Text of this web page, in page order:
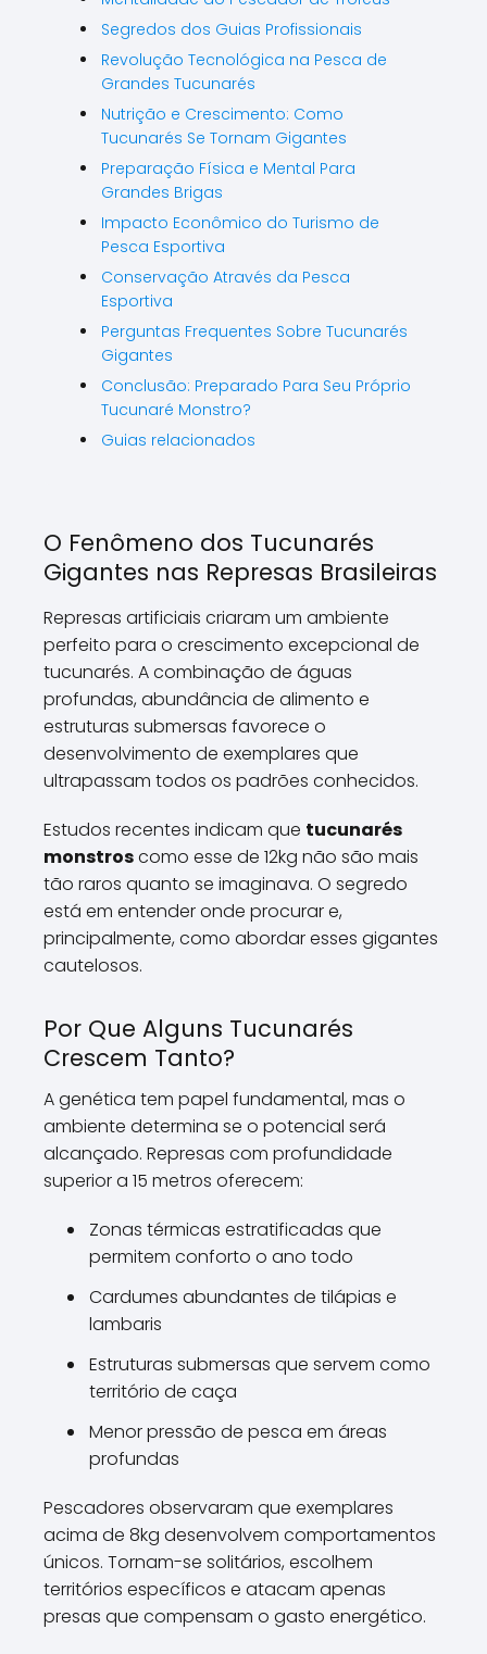
Segredos dos Guias Profissionais
Revolução Tecnológica na Pesca de
Grandes Tucunarés
Nutrição e Crescimento: Como
Tucunarés Se Tornam Gigantes
Preparação Física e Mental Para
Grandes Brigas
Impacto Econômico do Turismo de
Pesca Esportiva
Conservação Através da Pesca
Esportiva
Perguntas Frequentes Sobre Tucunarés
Gigantes
Conclusão: Preparado Para Seu Próprio
Tucunaré Monstro?
Guias relacionados
O Fenômeno dos Tucunarés
Gigantes nas Represas Brasileiras
Represas artificiais criaram um ambiente
perfeito para o crescimento excepcional de
tucunarés. A combinação de águas
profundas, abundância de alimento e
estruturas submersas favorece o
desenvolvimento de exemplares que
ultrapassam todos os padrões conhecidos.
Estudos recentes indicam que tucunarés
monstroscomo esse de 12kg não são mais
tão raros quanto se imaginava. O segredo
está em entender onde procurar e,
principalmente, como abordar esses gigantes
cautelosos.
Por Que Alguns Tucunarés
Crescem Tanto?
A genética tem papel fundamental, mas o
ambiente determina se o potencial será
alcançado. Represas com profundidade
superior a 15 metros oferecem:
Zonas térmicas estratificadas que
permitem conforto o ano todo
Cardumes abundantes de tilápias e
lambaris
Estruturas submersas que servem como
território de caça
Menor pressão de pesca em áreas
profundas
Pescadores observaram que exemplares
acima de 8kg desenvolvem comportamentos
únicos. Tornam-se solitários, escolhem
territórios específicos e atacam apenas
presas que compensam o gasto energético.